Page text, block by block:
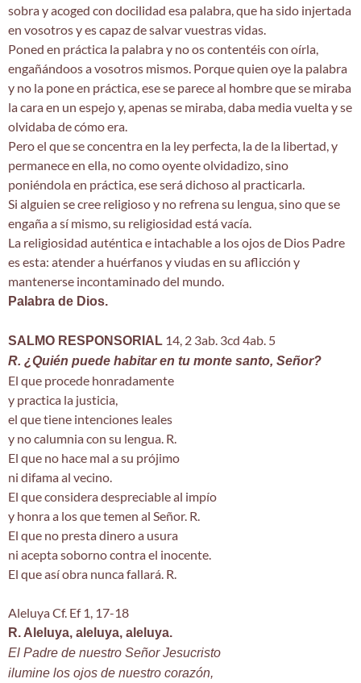
sobra y acoged con docilidad esa palabra, que ha sido injertada
en vosotros y es capaz de salvar vuestras vidas.
Poned en práctica la palabra y no os contentéis con oírla,
engañándoos a vosotros mismos. Porque quien oye la palabra
y no la pone en práctica, ese se parece al hombre que se miraba
la cara en un espejo y, apenas se miraba, daba media vuelta y se
olvidaba de cómo era.
Pero el que se concentra en la ley perfecta, la de la libertad, y
permanece en ella, no como oyente olvidadizo, sino
poniéndola en práctica, ese será dichoso al practicarla.
Si alguien se cree religioso y no refrena su lengua, sino que se
engaña a sí mismo, su religiosidad está vacía.
La religiosidad auténtica e intachable a los ojos de Dios Padre
es esta: atender a huérfanos y viudas en su aflicción y
mantenerse incontaminado del mundo.
Palabra de Dios.
SALMO RESPONSORIAL 14, 2 3ab. 3cd 4ab. 5
R. ¿Quién puede habitar en tu monte santo, Señor?
El que procede honradamente
y practica la justicia,
el que tiene intenciones leales
y no calumnia con su lengua. R.
El que no hace mal a su prójimo
ni difama al vecino.
El que considera despreciable al impío
y honra a los que temen al Señor. R.
El que no presta dinero a usura
ni acepta soborno contra el inocente.
El que así obra nunca fallará. R.
Aleluya Cf. Ef 1, 17-18
R. Aleluya, aleluya, aleluya.
El Padre de nuestro Señor Jesucristo
ilumine los ojos de nuestro corazón,